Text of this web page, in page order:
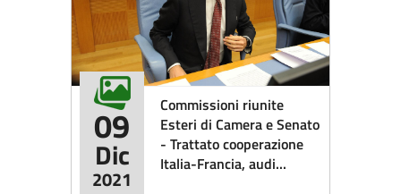
Commissioni riunite
Esteri di Camera e Senato
- Trattato cooperazione
Italia-Francia, audi...
09
Dic
2021